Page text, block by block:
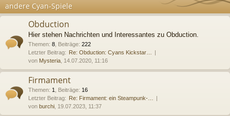
andere Cyan-Spiele
Obduction
Hier stehen Nachrichten und Interessantes zu Obduction.
Themen: 8 Beiträge: 222
Letzter Beitrag: Re: Obduction: Cyans Kickstar…
von Mysteria , 14.07.2020, 11:16
Firmament
Themen: 1 Beiträge: 16
Letzter Beitrag: Re: Firmament: ein Steampunk-…
von burchi , 19.07.2023, 11:37